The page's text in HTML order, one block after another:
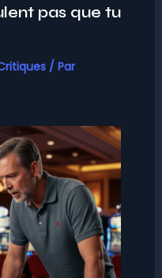
pas que tu
/ Par